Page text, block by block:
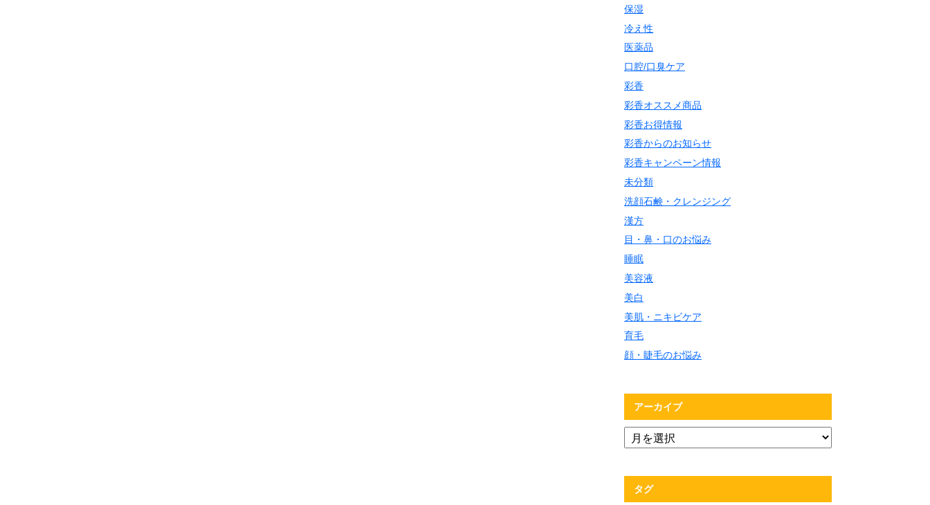
保湿
冷え性
医薬品
口腔/口臭ケア
彩香
彩香オススメ商品
彩香お得情報
彩香からのお知らせ
彩香キャンペーン情報
未分類
洗顔石鹸・クレンジング
漢方
目・鼻・口のお悩み
睡眠
美容液
美白
美肌・ニキビケア
育毛
顔・睫毛のお悩み
アーカイブ
タグ